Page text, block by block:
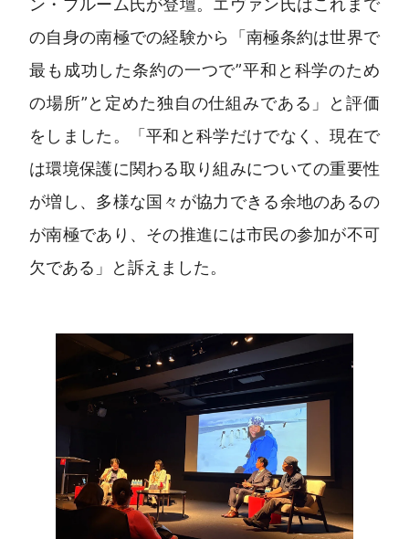
ン・ブルーム氏が登壇。エヴァン氏はこれまで
の自身の南極での経験から「南極条約は世界で
最も成功した条約の一つで”平和と科学のため
の場所”と定めた独自の仕組みである」と評価
をしました。「平和と科学だけでなく、現在で
は環境保護に関わる取り組みについての重要性
が増し、多様な国々が協力できる余地のあるの
が南極であり、その推進には市民の参加が不可
欠である」と訴えました。